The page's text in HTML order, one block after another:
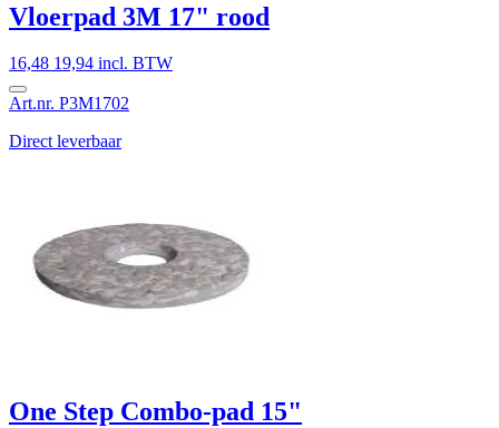
Vloerpad 3M 17" rood
16,48 19,94 incl. BTW
Art.nr. P3M1702
Direct leverbaar
One Step Combo-pad 15"